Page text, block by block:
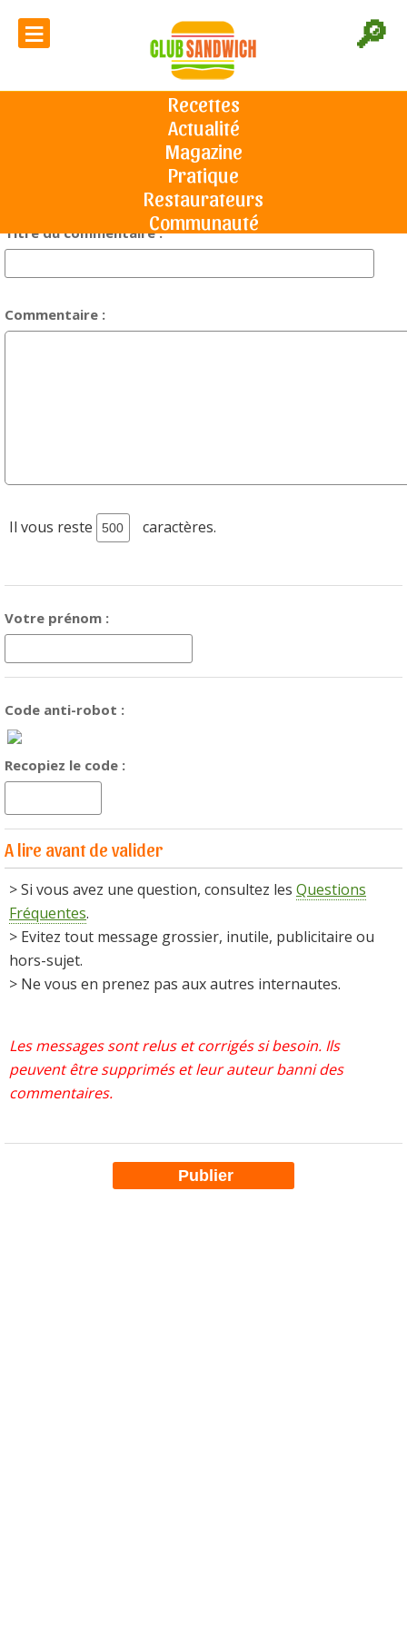
🔎
≡
Recettes
Actualité
Magazine
Pratique
Restaurateurs
Communauté
Votre avis sur l'article "La grenade,
une explosion de santé dans
l'assiette" :
Titre du commentaire :
Commentaire :
Il vous reste caractères.
Votre prénom :
Code anti-robot :
Recopiez le code :
A lire avant de valider
> Si vous avez une question, consultez les Questions
Fréquentes.
> Evitez tout message grossier, inutile, publicitaire ou
hors-sujet.
> Ne vous en prenez pas aux autres internautes.
Les messages sont relus et corrigés si besoin. Ils
peuvent être supprimés et leur auteur banni des
commentaires.